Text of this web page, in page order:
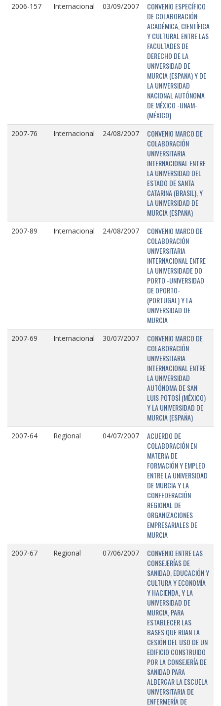
2006-157 Internacional 03/09/2007
CONVENIO ESPECÍFICO
DE COLABORACIÓN
ACADÉMICA, CIENTÍFICA
Y CULTURAL ENTRE LAS
FACULTADES DE
DERECHO DE LA
UNIVERSIDAD DE
MURCIA (ESPAÑA) Y DE
LA UNIVERSIDAD
NACIONAL AUTÓNOMA
DE MÉXICO -UNAM-
(MÉXICO)
2007-76 Internacional 24/08/2007
CONVENIO MARCO DE
COLABORACIÓN
UNIVERSITARIA
INTERNACIONAL ENTRE
LA UNIVERSIDAD DEL
ESTADO DE SANTA
CATARINA (BRASIL), Y
LA UNIVERSIDAD DE
MURCIA (ESPAÑA)
2007-89 Internacional 24/08/2007
CONVENIO MARCO DE
COLABORACIÓN
UNIVERSITARIA
INTERNACIONAL ENTRE
LA UNIVERSIDADE DO
PORTO -UNIVERSIDAD
DE OPORTO-
(PORTUGAL) Y LA
UNIVERSIDAD DE
MURCIA
2007-69 Internacional 30/07/2007
CONVENIO MARCO DE
COLABORACIÓN
UNIVERSITARIA
INTERNACIONAL ENTRE
LA UNIVERSIDAD
AUTÓNOMA DE SAN
LUIS POTOSÍ (MÉXICO)
Y LA UNIVERSIDAD DE
MURCIA (ESPAÑA)
2007-64 Regional 04/07/2007
ACUERDO DE
COLABORACIÓN EN
MATERIA DE
FORMACIÓN Y EMPLEO
ENTRE LA UNIVERSIDAD
DE MURCIA Y LA
CONFEDERACIÓN
REGIONAL DE
ORGANIZACIONES
EMPRESARIALES DE
MURCIA
2007-67 Regional 07/06/2007
CONVENIO ENTRE LAS
CONSEJERÍAS DE
SANIDAD, EDUCACIÓN Y
CULTURA Y ECONOMÍA
Y HACIENDA, Y LA
UNIVERSIDAD DE
MURCIA, PARA
ESTABLECER LAS
BASES QUE RIJAN LA
CESIÓN DEL USO DE UN
EDIFICIO CONSTRUIDO
POR LA CONSEJERÍA DE
SANIDAD PARA
ALBERGAR LA ESCUELA
UNIVERSITARIA DE
ENFERMERÍA DE